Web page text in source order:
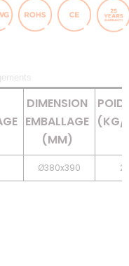
DIMENSION
EMBALLAGE
(MM)
POID
(KG/
Ø380x390